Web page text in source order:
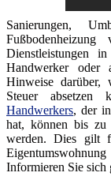
Sanierungen,
Dienstleistungen
Handwerker oder
Hinweise darüber,
Steuer absetzen
Handwerkers, der
hat, können bis zu
werden. Dies gilt
Informieren Sie sich